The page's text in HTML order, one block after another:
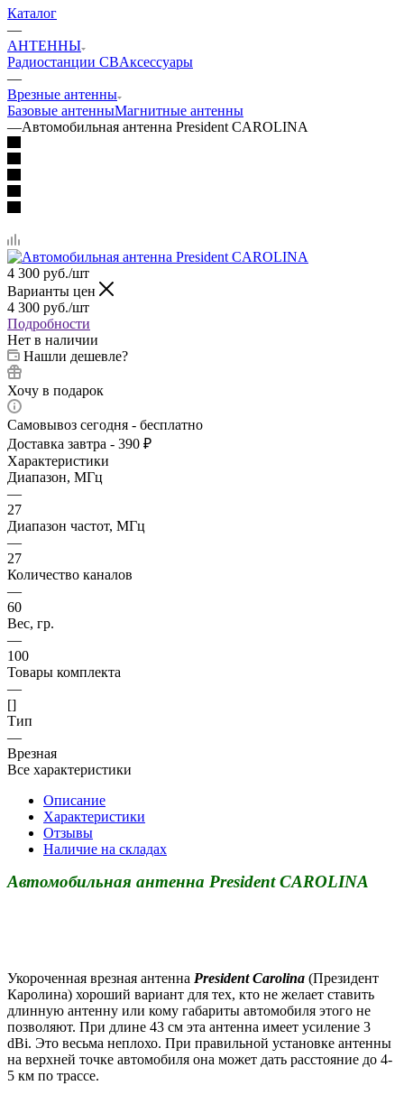
Каталог
—
АНТЕННЫ
Радиостанции CBАксессуары
—
Врезные антенны
Базовые антенныМагнитные антенны
—Автомобильная антенна President CAROLINA
4 300 руб./шт
Варианты цен
4 300 руб./шт
Подробности
Нет в наличии
Нашли дешевле?
Хочу в подарок
Самовывоз сегодня - бесплатно
Доставка завтра - 390 ₽
Характеристики
Диапазон, МГц
—
27
Диапазон частот, МГц
—
27
Количество каналов
—
60
Вес, гр.
—
100
Товары комплекта
—
[]
Тип
—
Врезная
Все характеристики
Описание
Характеристики
Отзывы
Наличие на складах
Автомобильная антенна President CAROLINA
Укороченная врезная антенна President Carolina (Президент
Каролина) хороший вариант для тех, кто не желает ставить
длинную антенну или кому габариты автомобиля этого не
позволяют. При длине 43 см эта антенна имеет усиление 3
dBi. Это весьма неплохо. При правильной установке антенны
на верхней точке автомобиля она может дать расстояние до 4-
5 км по трассе.